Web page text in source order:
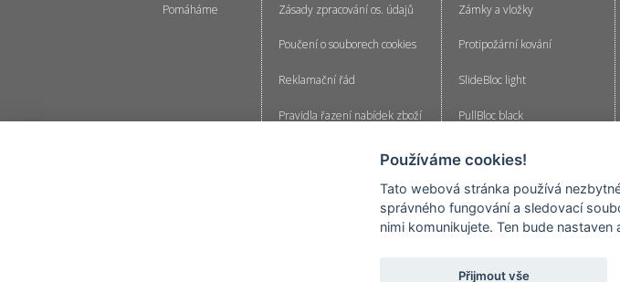
Pomáháme Zásady zpracování os. údajů
Poučení o souborech cookies
Reklamační řád
Pravidla řazení nabídek zboží
Pravidla pro zpracování recenzí
Zámky a vložky
Protipožární kování
SlideBloc light
PullBloc black
Kliky EasyClick
Generální klíč
Používáme cookies!
Tato webová stránka používá
správného fungování a sledovací
nimi komunikujete. Ten bude nastaven
Přijmout vše